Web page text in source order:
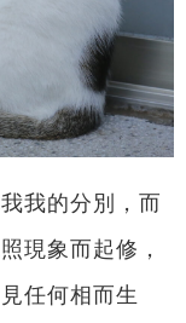
我的分別，而
現象而起修，
任何相而生